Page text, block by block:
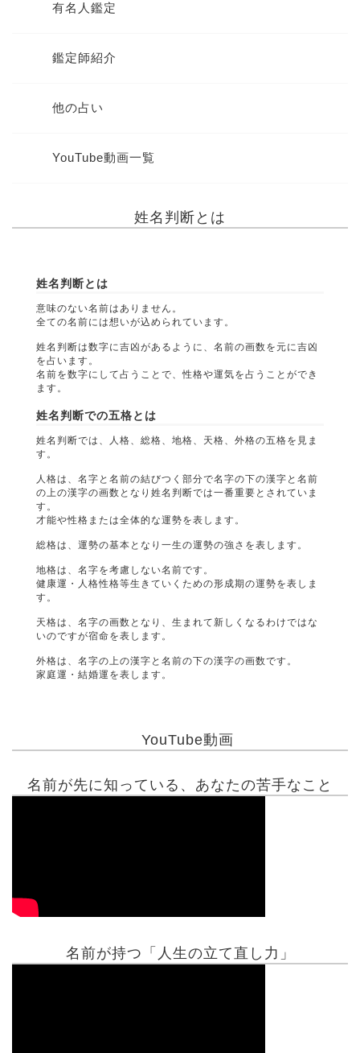
有名人鑑定
鑑定師紹介
他の占い
YouTube動画一覧
姓名判断とは
姓名判断とは
意味のない名前はありません。
全ての名前には想いが込められています。
姓名判断は数字に吉凶があるように、名前の画数を元に吉凶
を占います。
名前を数字にして占うことで、性格や運気を占うことができ
ます。
姓名判断での五格とは
姓名判断では、人格、総格、地格、天格、外格の五格を見ま
す。
人格は、名字と名前の結びつく部分で名字の下の漢字と名前
の上の漢字の画数となり姓名判断では一番重要とされていま
す。
才能や性格または全体的な運勢を表します。
総格は、運勢の基本となり一生の運勢の強さを表します。
地格は、名字を考慮しない名前です。
健康運・人格性格等生きていくための形成期の運勢を表しま
す。
天格は、名字の画数となり、生まれて新しくなるわけではな
いのですが宿命を表します。
外格は、名字の上の漢字と名前の下の漢字の画数です。
家庭運・結婚運を表します。
YouTube動画
名前が先に知っている、あなたの苦手なこと
名前が持つ「人生の立て直し力」